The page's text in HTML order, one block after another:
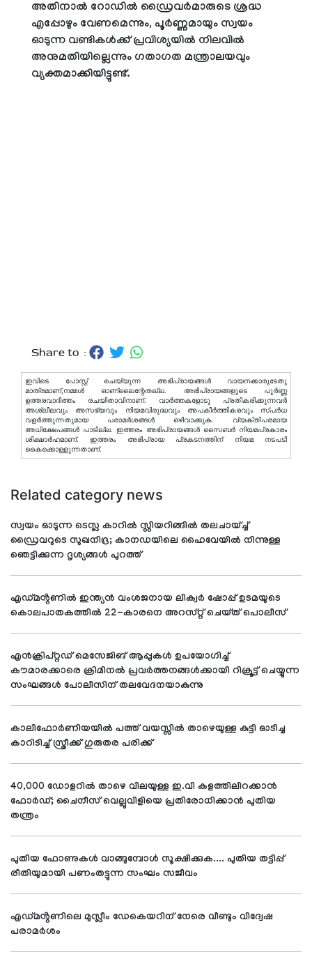
അതിനാൽ റോഡിൽ ഡ്രൈവർമാരുടെ ശ്രദ്ധ
എപ്പോഴും വേണമെന്നും, പൂർണ്ണമായും സ്വയം
ഓടുന്ന വണ്ടികൾക്ക് പ്രവിശ്യയിൽ നിലവിൽ
അനുമതിയില്ലെന്നും ഗതാഗത മന്ത്രാലയവും
വ്യക്തമാക്കിയിട്ടുണ്ട്.
Share to :
ഇവിടെ പോസ്റ്റ് ചെയ്യുന്ന അഭിപ്രായങ്ങള്‍ വായനക്കാരുടേതു
മാത്രമാണ്,നമ്മൾ ഓണ്ലൈന്റേതല്ല. അഭിപ്രായങ്ങളുടെ പൂർണ്ണ
ഉത്തരവാദിത്തം രചയിതാവിനാണ്. വാര്‍ത്തകളോടു പ്രതികരിക്കുന്നവര്‍
അശ്ലീലവും അസഭ്യവും നിയമവിരുദ്ധവും അപകീര്‍ത്തികരവും സ്പര്‍ധ
വളര്‍ത്തുന്നതുമായ പരാമര്‍ശങ്ങള്‍ ഒഴിവാക്കുക. വ്യക്തിപരമായ
അധിക്ഷേപങ്ങള്‍ പാടില്ല. ഇത്തരം അഭിപ്രായങ്ങള്‍ സൈബര്‍ നിയമപ്രകാരം
ശിക്ഷാര്‍ഹമാണ്. ഇത്തരം അഭിപ്രായ പ്രകടനത്തിന് നിയമ നടപടി
കൈക്കൊള്ളുന്നതാണ്.
Related category news
സ്വയം ഓടുന്ന ടെസ്ല കാറിൽ സ്റ്റിയറിങ്ങിൽ തലചായ്ച്ച്
ഡ്രൈവറുടെ സുഖനിദ്ര; കാനഡയിലെ ഹൈവേയിൽ നിന്നുള്ള
ഞെട്ടിക്കുന്ന ദൃശ്യങ്ങൾ പുറത്ത്
എഡ്മൻ്റണിൽ ഇന്ത്യൻ വംശജനായ ലിക്വർ ഷോപ്പ് ഉടമയുടെ
കൊലപാതകത്തിൽ 22-കാരനെ അറസ്റ്റ് ചെയ്ത് പൊലീസ്
എൻക്രിപ്റ്റഡ് മെസേജിങ് ആപ്പുകൾ ഉപയോഗിച്ച്
കൗമാരക്കാരെ ക്രിമിനൽ പ്രവർത്തനങ്ങൾക്കായി റിക്രൂട്ട് ചെയ്യുന്ന
സംഘങ്ങൾ പോലീസിന് തലവേദനയാകുന്നു
കാലിഫോർണിയയിൽ പത്ത് വയസ്സിൽ താഴെയുള്ള കുട്ടി ഓടിച്ച
കാറിടിച്ച് സ്ത്രീക്ക് ഗുരുതര പരിക്ക്
40,000 ഡോളറിൽ താഴെ വിലയുള്ള ഇ.വി കളത്തിലിറക്കാൻ
ഫോർഡ്; ചൈനീസ് വെല്ലുവിളിയെ പ്രതിരോധിക്കാൻ പുതിയ
തന്ത്രം
പുതിയ ഫോണുകൾ വാങ്ങുമ്പോൾ സൂക്ഷിക്കുക.... പുതിയ തട്ടിപ്പ്
രീതിയുമായി പണംതട്ടുന്ന സംഘം സജീവം
എഡ്മൻ്റണിലെ മുസ്ലീം ഡേകെയറിന് നേരെ വീണ്ടും വിദ്വേഷ
പരാമർശം